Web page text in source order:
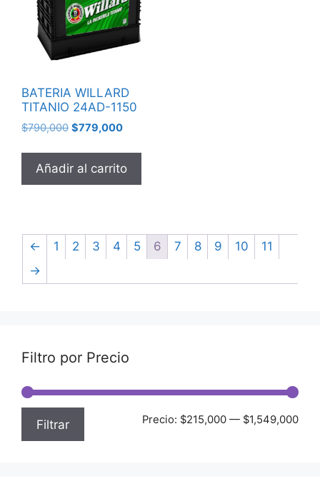
BATERIA WILLARD
TITANIO 24AD-1150
$790,000 $779,000
Añadir al carrito
← 1 2 3 4 5 6 7 8 9 10
11
→
Filtro por Precio
Filtrar Precio: $215,000 — $1,549,000